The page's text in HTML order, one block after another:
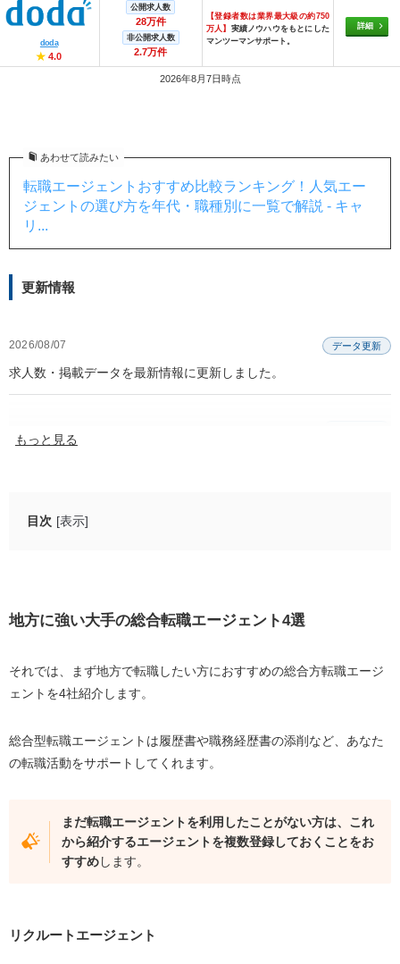
doda
★ 4.0
公開求人数
28万件
非公開求人数
2.7万件
【登録者数は業界最大級の約750
万人】 実績ノウハウをもとにした
マンツーマンサポート。
詳細
2026年8月7日時点
あわせて読みたい
転職エージェントおすすめ比較ランキング！人気エー
ジェントの選び方を年代・職種別に一覧で解説 - キャ
リ...
更新情報
2026/08/07 データ更新
求人数・掲載データを最新情報に更新しました。
もっと見る
目次 [表示]
マイナビ転職エージェント
doda
地方で転職する場合、転職エージェントは使えないのか
プロからのアドバイスを受けられる
企業選びの選択肢を増やせる
大手転職エージェントから選ぶ
地方に強い大手の総合転職エージェント4選
それでは、まず地方で転職したい方におすすめの総合方転職エージ
ェントを4社紹介します。
総合型転職エージェントは履歴書や職務経歴書の添削など、あなた
の転職活動をサポートしてくれます。
まだ転職エージェントを利用したことがない方は、これ
から紹介するエージェントを複数登録しておくことをお
すすめします。
リクルートエージェント